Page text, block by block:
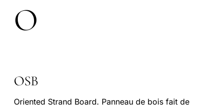
O
OSB
Oriented Strand Board. Panneau de bois fait de